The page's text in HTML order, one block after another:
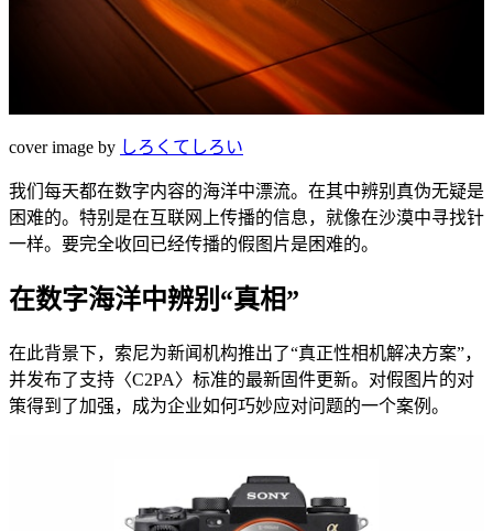
cover image by しろくてしろい
我们每天都在数字内容的海洋中漂流。在其中辨别真伪无疑是
困难的。特别是在互联网上传播的信息，就像在沙漠中寻找针
一样。要完全收回已经传播的假图片是困难的。
在数字海洋中辨别“真相”
在此背景下，索尼为新闻机构推出了“真正性相机解决方案”，
并发布了支持〈C2PA〉标准的最新固件更新。对假图片的对
策得到了加强，成为企业如何巧妙应对问题的一个案例。